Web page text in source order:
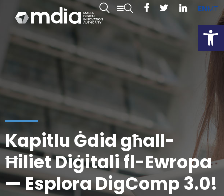
ENMT
Kapitlu Ġdid għall-
Ħiliet Diġitali fl-Ewropa
— Esplora DigComp 3.0!